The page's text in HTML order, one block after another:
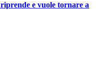
e vuole tornare a